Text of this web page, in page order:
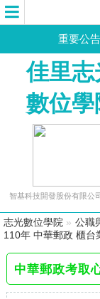
重要公告
佳里志
數位學
智基科技開發股份有限公
志光數位學院 » 公職
110年 中華郵政 櫃台
中華郵政考取